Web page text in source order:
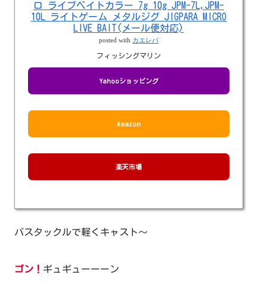
ロ ライブベイトカラー 7g 10g JPM-7L,JPM-
10L ライトゲーム メタルジグ JIGPARA MICRO
LIVE BAIT(メール便対応)
posted with カエレバ
フィッシングマリン
Yahooショッピング
Amazon
楽天市場
バスタックルで軽くキャスト～
ゴン！ ギュギューーーン